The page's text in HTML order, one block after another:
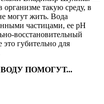
организме такую среду, в
могут жить. Вода
частицами, ее рН
восстановительный
губительно для
ПОМОГУТ...